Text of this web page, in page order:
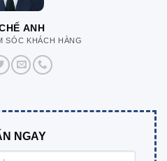
ANH
SÓC KHÁCH HÀNG
NGAY